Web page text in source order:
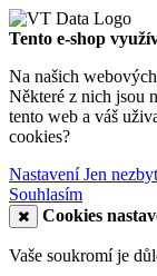
Tento e-shop
Na našich
Některé z nich jsou
tento web a váš
cookies?
NastaveníJen
Souhlasím
Cookies
Vaše soukromí je